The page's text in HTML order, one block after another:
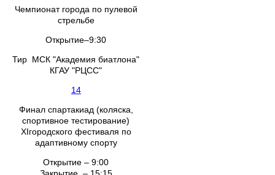
Чемпионат города по пулевой
стрельбе
Открытие–9:30
Тир МСК "Академия биатлона"
КГАУ "РЦСС"
14
Финал спартакиад (коляска,
спортивное тестирование)
XIгородского фестиваля по
адаптивному спорту
Открытие – 9:00